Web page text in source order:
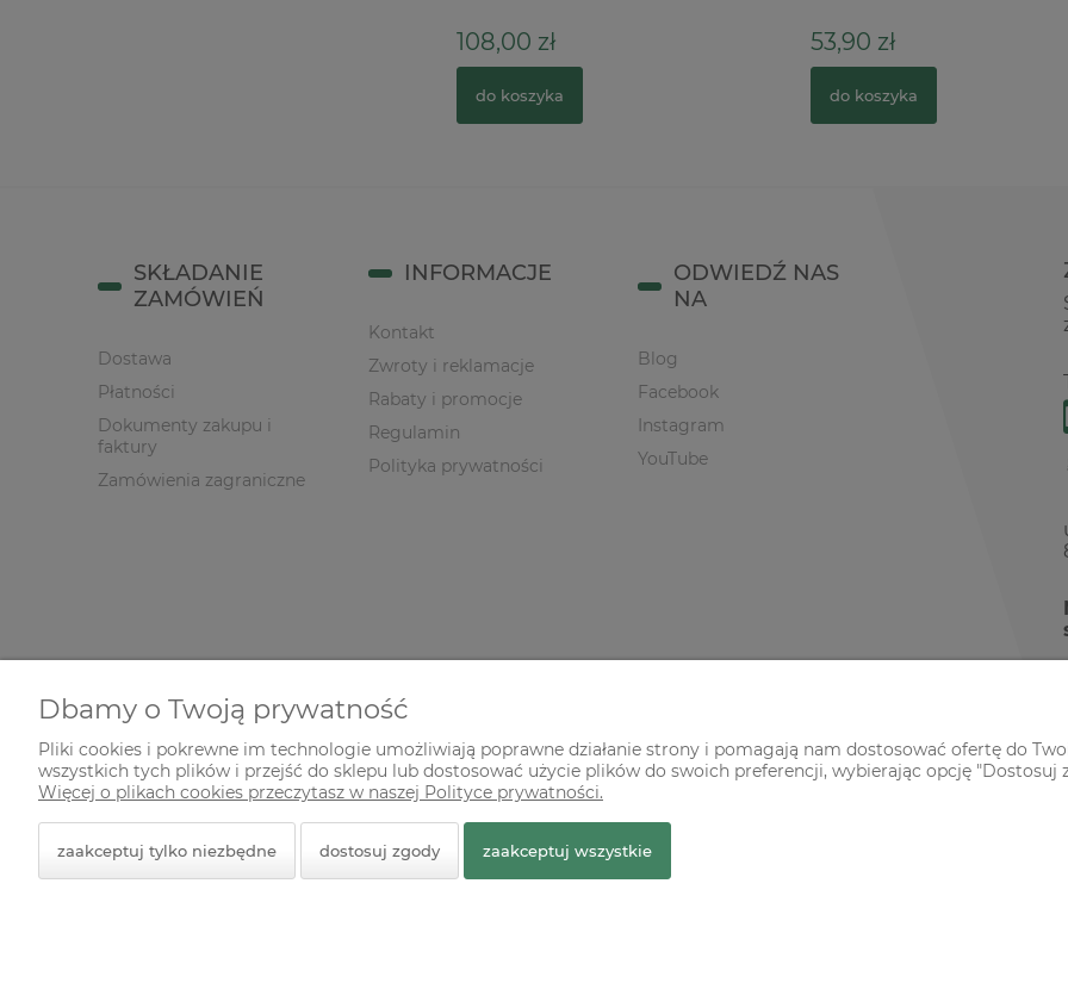
108,00 zł
do koszyka
53,90 zł
do koszyka
SKŁADANIE
ZAMÓWIEŃ
Dostawa
Płatności
Dokumenty zakupu i
faktury
Zamówienia zagraniczne
INFORMACJE
Kontakt
Zwroty i reklamacje
Rabaty i promocje
Regulamin
Polityka prywatności
ODWIEDŹ NAS
NA
Blog
Facebook
Instagram
YouTube
© 2026 zielonekoty.pl. Wszelkie prawa zastrzeżone.
Dbamy o Twoją prywatność
Pliki cookies i pokrewne im technologie umożliwiają poprawne działanie strony i pomagają nam dostosować ofertę do
wszystkich tych plików i przejść do sklepu lub dostosować użycie plików do swoich preferencji, wybierając opcję "Dostosuj
Więcej o plikach cookies przeczytasz w naszej Polityce prywatności.
zaakceptuj tylko niezbędne dostosuj zgody zaakceptuj wszystkie